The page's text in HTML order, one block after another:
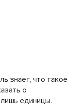
знает, что такое
о
единицы.